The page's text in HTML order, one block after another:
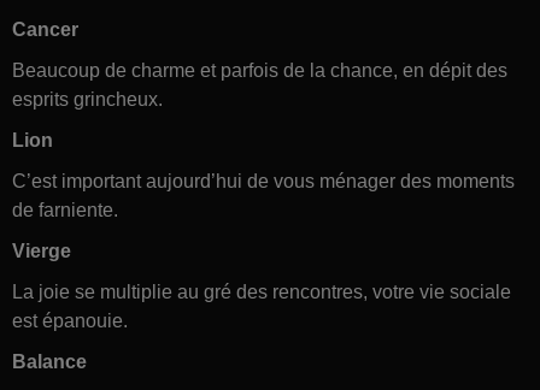
Cancer
Beaucoup de charme et parfois de la chance, en dépit des
esprits grincheux.
Lion
C’est important aujourd’hui de vous ménager des moments
de farniente.
Vierge
La joie se multiplie au gré des rencontres, votre vie sociale
est épanouie.
Balance